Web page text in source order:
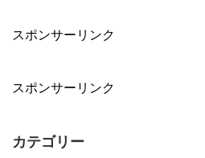
スポンサーリンク
スポンサーリンク
カテゴリー